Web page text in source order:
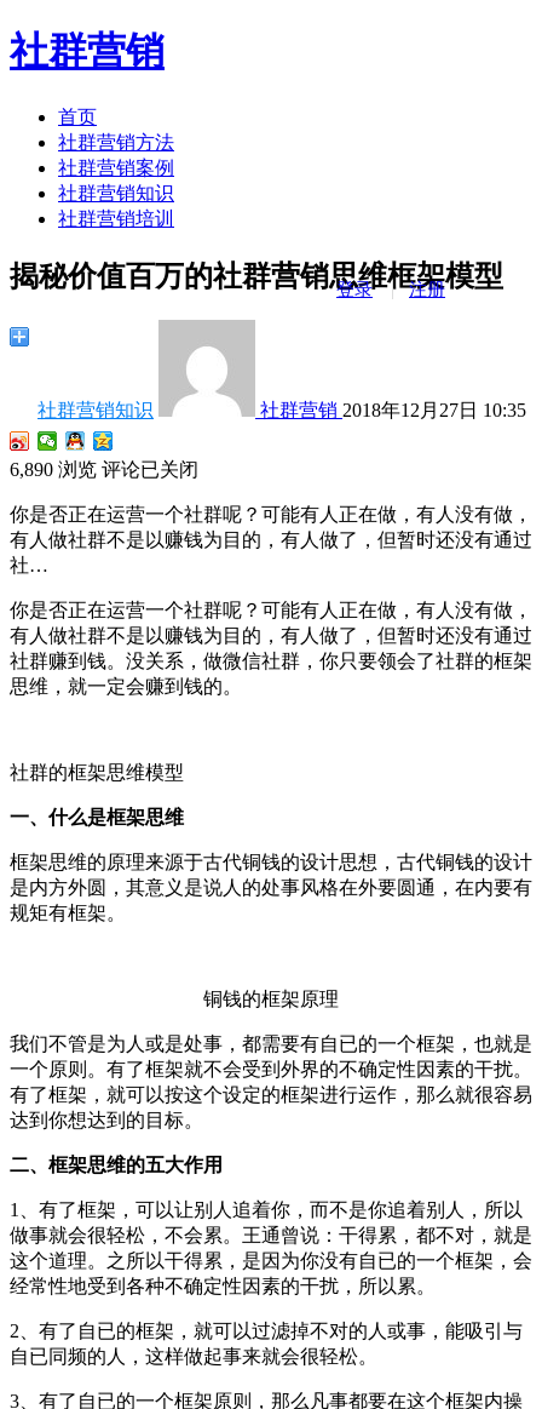
社群营销
首页
社群营销方法
社群营销案例
社群营销知识
社群营销培训
登录 注册
揭秘价值百万的社群营销思维框架模型
社群营销知识 社群营销 2018年12月27日 10:35
6,890 浏览 评论已关闭
你是否正在运营一个社群呢？可能有人正在做，有人没有做，
有人做社群不是以赚钱为目的，有人做了，但暂时还没有通过
社…
你是否正在运营一个社群呢？可能有人正在做，有人没有做，
有人做社群不是以赚钱为目的，有人做了，但暂时还没有通过
社群赚到钱。没关系，做微信社群，你只要领会了社群的框架
思维，就一定会赚到钱的。
社群的框架思维模型
一、什么是框架思维
框架思维的原理来源于古代铜钱的设计思想，古代铜钱的设计
是内方外圆，其意义是说人的处事风格在外要圆通，在内要有
规矩有框架。
铜钱的框架原理
我们不管是为人或是处事，都需要有自已的一个框架，也就是
一个原则。有了框架就不会受到外界的不确定性因素的干扰。
有了框架，就可以按这个设定的框架进行运作，那么就很容易
达到你想达到的目标。
二、框架思维的五大作用
1、有了框架，可以让别人追着你，而不是你追着别人，所以
做事就会很轻松，不会累。王通曾说：干得累，都不对，就是
这个道理。之所以干得累，是因为你没有自已的一个框架，会
经常性地受到各种不确定性因素的干扰，所以累。
2、有了自已的框架，就可以过滤掉不对的人或事，能吸引与
自已同频的人，这样做起事来就会很轻松。
3、有了自已的一个框架原则，那么凡事都要在这个框架内操